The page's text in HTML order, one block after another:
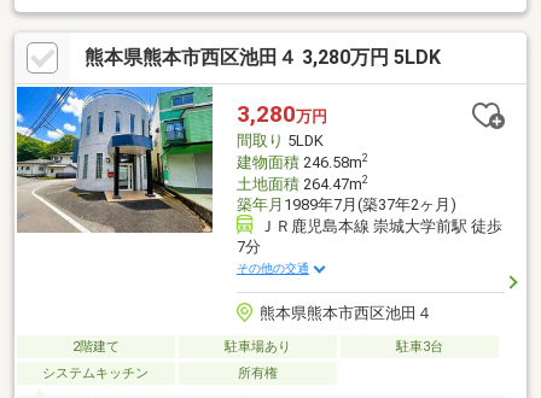
る住まいをご提案いたします。ご内覧のスケジュールも、お客様
のご都合に合わせて柔軟に調整いたします。▼資金計画・住宅ロ
ーンもワンストップでサポート♪「年収・資産に応じた最適な借入
額を知りたい」「転職後でもローンは組めるか」などのお悩みに
経験豊富な担当者が丁寧にご対応。安心して次のステージへ進め
るよう、的確なアドバイスを行います自社HPでは、公開以外の物
件もご紹介しておりますTEL：096-206-1230
熊本県熊本市西区池田４ 3,280万円 5LDK
3,280万円
間取り 5LDK
建物面積246.58m2
土地面積264.47m2
築年月 1989年7月(築37年2ヶ月)
ＪＲ鹿児島本線 崇城大学前駅 徒歩
7分
その他の交通
熊本県熊本市西区池田４
2階建て 駐車場あり
駐車3台
システムキッチン
所有権